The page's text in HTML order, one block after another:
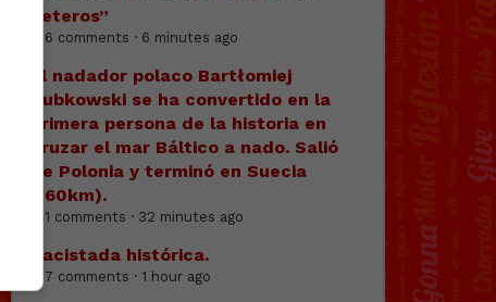
heteros”
136 comments · 6 minutes ago
El nadador polaco Bartłomiej
Kubkowski se ha convertido en la
primera persona de la historia en
cruzar el mar Báltico a nado. Salió
de Polonia y terminó en Suecia
(160km).
141 comments · 32 minutes ago
Racistada histórica.
127 comments · 1 hour ago